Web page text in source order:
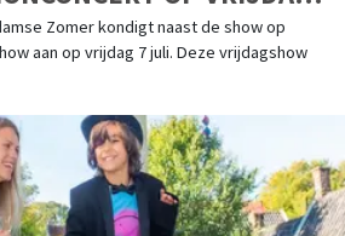
8 JULI 2023!
Zomer kondigt naast de show op
aan op vrijdag 7 juli. Deze vrijdagshow